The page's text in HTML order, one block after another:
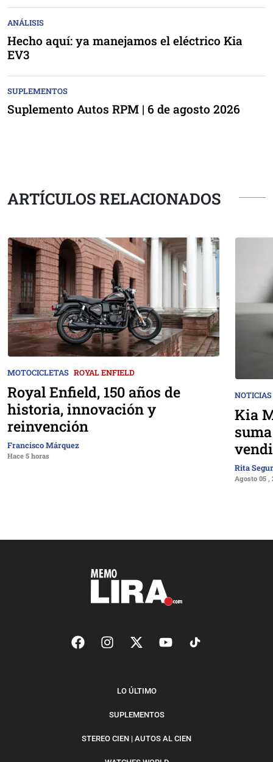
ANÁLISIS
Hecho aquí: ya manejamos el eléctrico Kia
EV3
SUPLEMENTOS
Suplemento Autos RPM | 6 de agosto 2026
ARTÍCULOS RELACIONADOS
MOTOCICLETAS ROYAL ENFIELD
Royal Enfield, 150 años de
historia, innovación y
reinvención
Francisco Márquez
Hace 5 horas
NOTICIAS
Kia
Rita
Agosto 05 ,
LO ÚLTIMO
SUPLEMENTOS
STEREO CIEN | AUTOS AL CIEN